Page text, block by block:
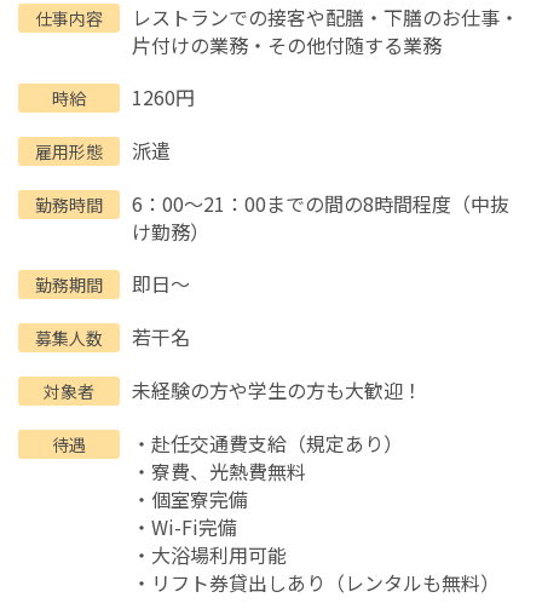
仕事内容
レストランでの接客や配膳・下膳のお仕事・
片付けの業務・その他付随する業務
時給 1260円
雇用形態 派遣
勤務時間
6：00～21：00までの間の8時間程度（中抜
け勤務）
勤務期間 即日～
募集人数 若干名
対象者 未経験の方や学生の方も大歓迎！
待遇
・赴任交通費支給（規定あり）
・寮費、光熱費無料
・個室寮完備
・Wi-Fi完備
・大浴場利用可能
・リフト券貸出しあり（レンタルも無料）